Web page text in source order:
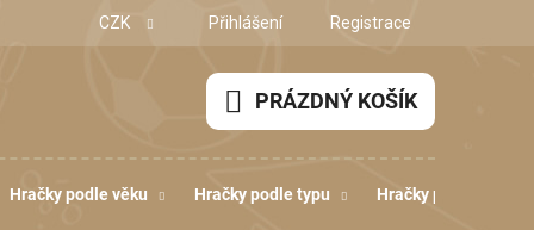
CZK Přihlášení Registrace
NÁKUPNÍ
KOŠÍK
PRÁZDNÝ KOŠÍK
Hračky podle věku Hračky podle typu Hračky podle